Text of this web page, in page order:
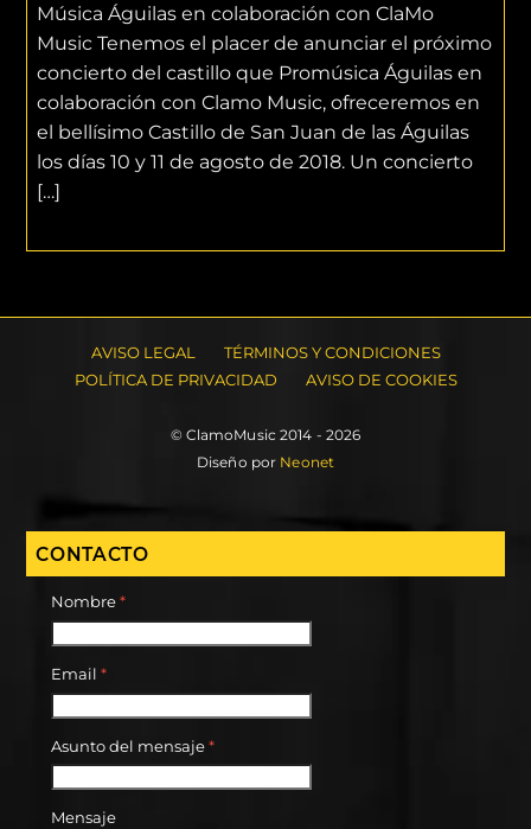
Música Águilas en colaboración con ClaMo
Music Tenemos el placer de anunciar el próximo
concierto del castillo que Promúsica Águilas en
colaboración con Clamo Music, ofreceremos en
el bellísimo Castillo de San Juan de las Águilas
los días 10 y 11 de agosto de 2018. Un concierto
[…]
AVISO LEGAL
TÉRMINOS Y CONDICIONES
POLÍTICA DE PRIVACIDAD
AVISO DE COOKIES
© ClamoMusic 2014 - 2026
Diseño por Neonet
CONTACTO
Nombre*
Email *
Asunto del mensaje*
Mensaje